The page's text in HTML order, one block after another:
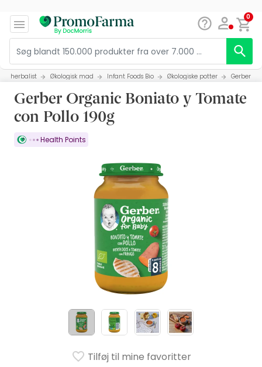
0
herbalist Økologisk mad Infant Foods Bio Økologiske potter Gerber
Gerber Organic Boniato y Tomate
con Pollo 190g
Health Points
Tilføj til mine favoritter